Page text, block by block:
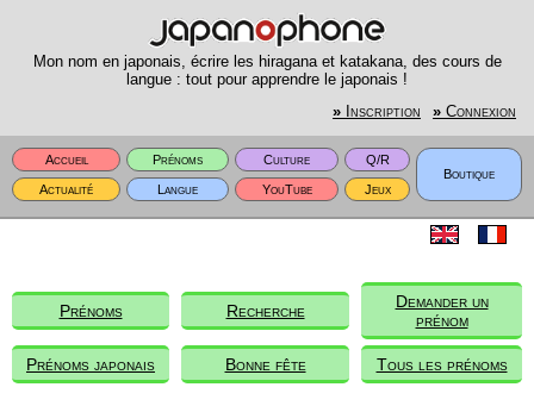
Mon nom en japonais, écrire les hiragana et katakana, des cours de
langue : tout pour apprendre le japonais !
» Inscription » Connexion
Accueil Prénoms Culture
Q/R
Boutique
Actualité
Langue YouTube Jeux
Prénoms Recherche
Demander un
prénom
Prénoms japonais Bonne fête Tous les prénoms